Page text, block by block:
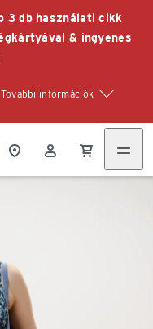
3 db használati cikk
& ingyenes
További információk